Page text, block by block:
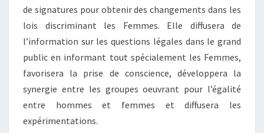
de signatures pour obtenir des changements dans les
lois discriminant les Femmes. Elle diffusera de
l’information sur les questions légales dans le grand
public en informant tout spécialement les Femmes,
favorisera la prise de conscience, développera la
synergie entre les groupes oeuvrant pour l’égalité
entre hommes et femmes et diffusera les
expérimentations.